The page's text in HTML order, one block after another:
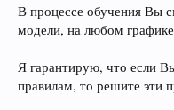
В процессе обучения Вы
модели, на любом
Я гарантирую, что если
правилам, то решите эти